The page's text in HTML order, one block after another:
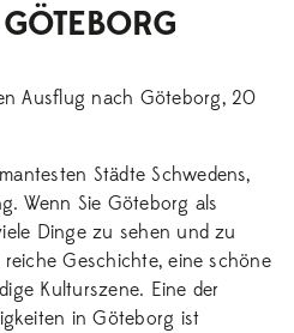
Ausflug nach Göteborg, 20
Städte Schwedens,
Wenn Sie Göteborg als
Dinge zu sehen und zu
Geschichte, eine schöne
Kulturszene. Eine der
in Göteborg ist